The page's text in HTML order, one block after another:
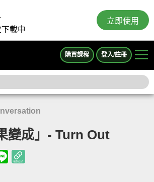
載中
立即使用
購買課程 登入/註冊
變成」- Turn Out